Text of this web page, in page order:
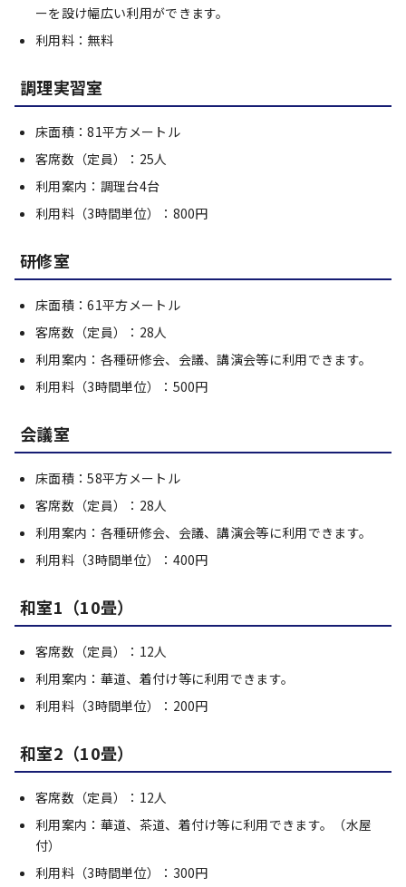
ーを設け幅広い利用ができます。
利用料：無料
調理実習室
床面積：81平方メートル
客席数（定員）：25人
利用案内：調理台4台
利用料（3時間単位）：800円
研修室
床面積：61平方メートル
客席数（定員）：28人
利用案内：各種研修会、会議、講演会等に利用できます。
利用料（3時間単位）：500円
会議室
床面積：58平方メートル
客席数（定員）：28人
利用案内：各種研修会、会議、講演会等に利用できます。
利用料（3時間単位）：400円
和室1（10畳）
客席数（定員）：12人
利用案内：華道、着付け等に利用できます。
利用料（3時間単位）：200円
和室2（10畳）
客席数（定員）：12人
利用案内：華道、茶道、着付け等に利用できます。（水屋
付）
利用料（3時間単位）：300円